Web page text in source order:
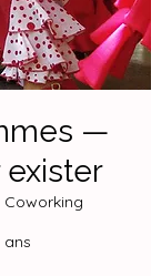
—
exister
Coworking
ans